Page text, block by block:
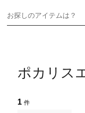
お探しのアイテムは？
ポカリス
1 件